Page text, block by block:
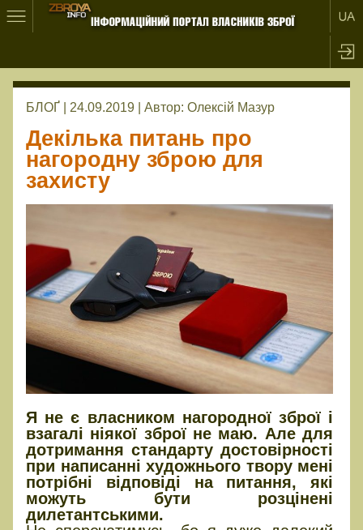
БЛОҐ | 24.09.2019 | Автор: Олексій Мазур
Декілька питань про
нагородну зброю для
захисту
Я не є власником нагородної зброї і
взагалі ніякої зброї не маю. Але для
дотримання стандарту достовірності
при написанні художнього твору мені
потрібні відповіді на питання, які
можуть бути розцінені
дилетантськими.